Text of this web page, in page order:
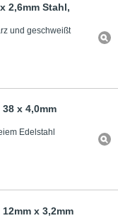
2,6mm Stahl,
und geschweißt
x 4,0mm
Edelstahl
x 3,2mm